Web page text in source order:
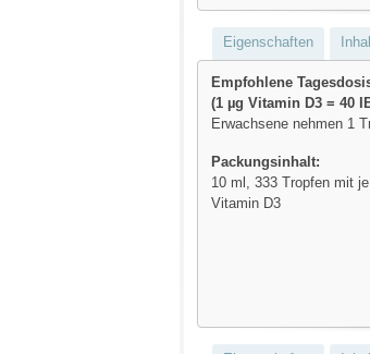
Eigenschaften
Empfohlene
(1 µg Vitamin D3 = 40
Erwachsene nehmen 1
Packungsinhalt:
10 ml, 333 Tropfen mit
Vitamin D3